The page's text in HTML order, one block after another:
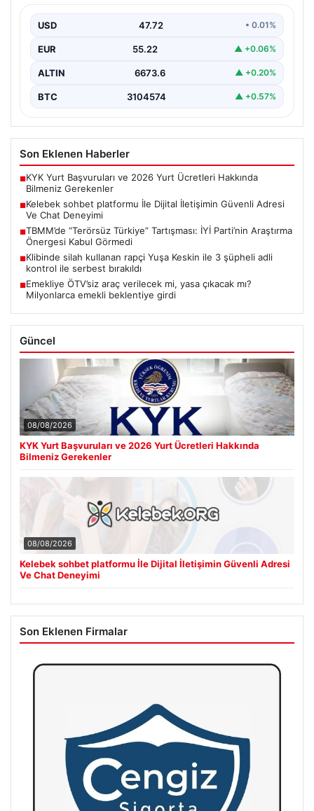
İnternet çağında insanların güvenli bir biçimde bağlantı
USD 47.72 • 0.01%
EUR 55.22 ▲ +0.06%
ALTIN 6673.6 ▲ +0.20%
BTC 3104574 ▲ +0.57%
Son Eklenen Haberler
■KYK Yurt Başvuruları ve 2026 Yurt Ücretleri Hakkında
Bilmeniz Gerekenler
■Kelebek sohbet platformu İle Dijital İletişimin Güvenli Adresi
Ve Chat Deneyimi
■TBMM’de “Terörsüz Türkiye” Tartışması: İYİ Parti’nin Araştırma
Önergesi Kabul Görmedi
■Klibinde silah kullanan rapçi Yuşa Keskin ile 3 şüpheli adli
kontrol ile serbest bırakıldı
■Emekliye ÖTV’siz araç verilecek mi, yasa çıkacak mı?
Milyonlarca emekli beklentiye girdi
Güncel
08/08/2026
KYK Yurt Başvuruları ve 2026 Yurt Ücretleri Hakkında
Bilmeniz Gerekenler
08/08/2026
Kelebek sohbet platformu İle Dijital İletişimin Güvenli Adresi
Ve Chat Deneyimi
Son Eklenen Firmalar